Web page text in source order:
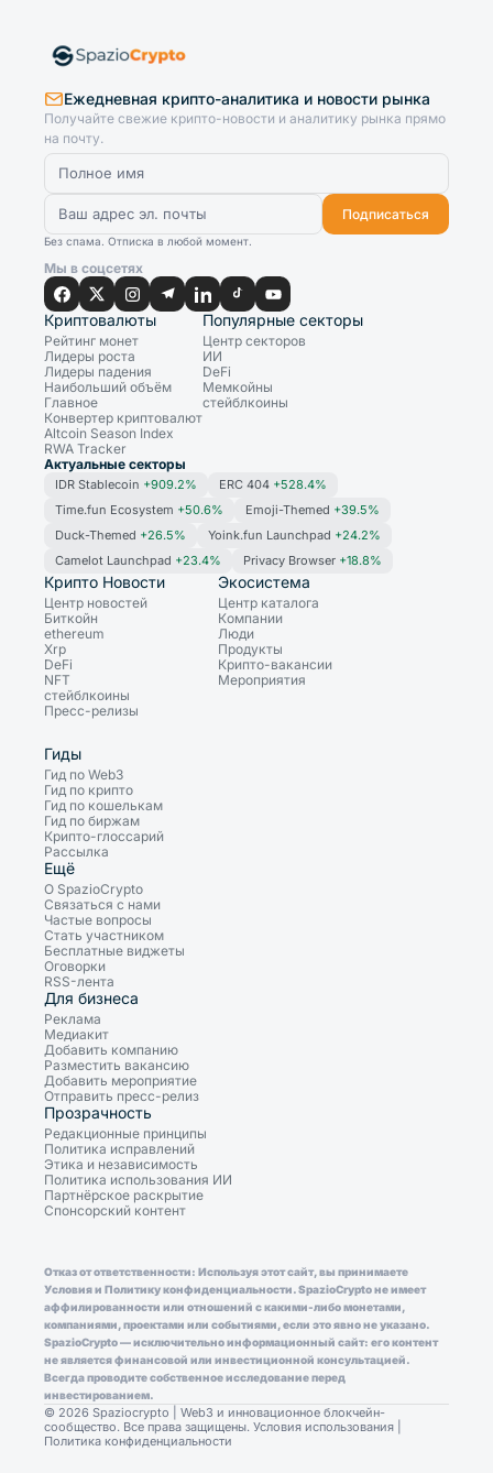
Ежедневная крипто-аналитика и новости рынка
Получайте свежие крипто-новости и аналитику рынка прямо
на почту.
Подписаться
Без спама. Отписка в любой момент.
Мы в соцсетях
Криптовалюты
Рейтинг монет
Лидеры роста
Лидеры падения
Наибольший объём
Главное
Конвертер криптовалют
Altcoin Season Index
RWA Tracker
Популярные секторы
Центр секторов
ИИ
DeFi
Мемкойны
стейблкоины
Актуальные секторы
IDR Stablecoin +909.2% ERC 404 +528.4%
Time.fun Ecosystem +50.6% Emoji-Themed +39.5%
Duck-Themed +26.5% Yoink.fun Launchpad +24.2%
Camelot Launchpad +23.4% Privacy Browser +18.8%
Крипто Новости
Центр новостей
Биткойн
ethereum
Xrp
DeFi
NFT
стейблкоины
Пресс-релизы
Экосистема
Центр каталога
Компании
Люди
Продукты
Крипто-вакансии
Мероприятия
Гиды
Гид по Web3
Гид по крипто
Гид по кошелькам
Гид по биржам
Крипто-глоссарий
Рассылка
Ещё
О SpazioCrypto
Связаться с нами
Частые вопросы
Стать участником
Бесплатные виджеты
Оговорки
RSS-лента
Для бизнеса
Реклама
Медиакит
Добавить компанию
Разместить вакансию
Добавить мероприятие
Отправить пресс-релиз
Прозрачность
Редакционные принципы
Политика исправлений
Этика и независимость
Политика использования ИИ
Партнёрское раскрытие
Спонсорский контент
Отказ от ответственности: Используя этот сайт, вы принимаете
Условия и Политику конфиденциальности. SpazioCrypto не имеет
аффилированности или отношений с какими-либо монетами,
компаниями, проектами или событиями, если это явно не указано.
SpazioCrypto — исключительно информационный сайт: его контент
не является финансовой или инвестиционной консультацией.
Всегда проводите собственное исследование перед
инвестированием.
© 2026 Spaziocrypto | Web3 и инновационное блокчейн-
сообщество. Все права защищены. Условия использования
Политика конфиденциальности